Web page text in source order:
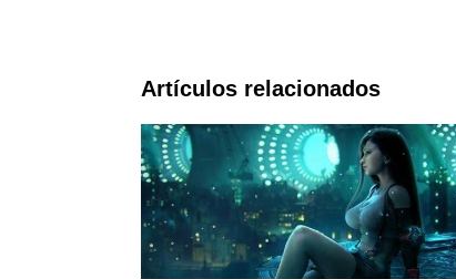
Artículos relacionados